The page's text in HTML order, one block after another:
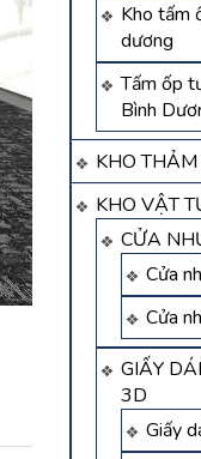
Kho tấm
dương
Tấm ốp
Bình
KHO
KHO VẬT
CỬA
Cửa
Cửa
GIẤY
3D
Giấy